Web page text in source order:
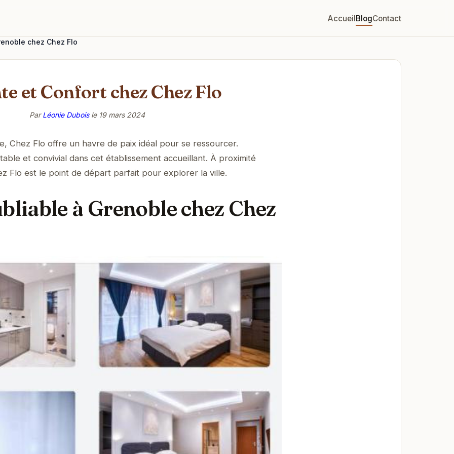
AccueilBlogContact
chez Chez Flo
et Confort chez Chez Flo
ParLéonie Duboisle 19 mars 2024
Chez Flo offre un havre de paix idéal pour se ressourcer.
et convivial dans cet établissement accueillant. À proximité
Flo est le point de départ parfait pour explorer la ville.
à Grenoble chez Chez